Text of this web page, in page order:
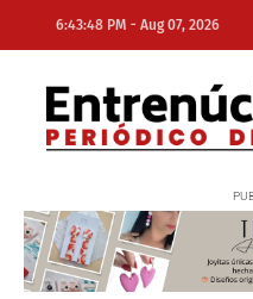
6:43:48 PM - Aug 07, 2026
NE